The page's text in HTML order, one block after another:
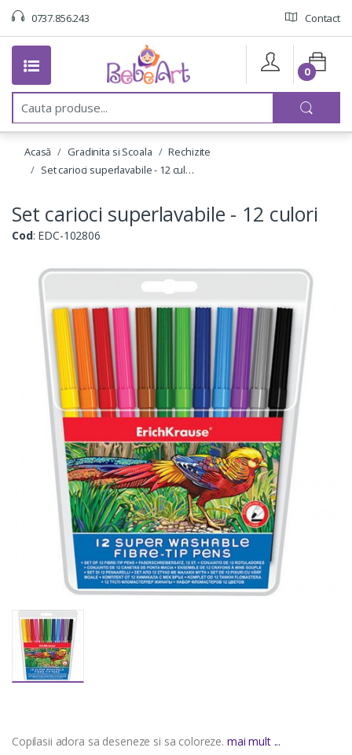
0737.856.243 Contact
C
u
0
Acasă Gradinita si Scoala
Rechizite
Set carioci superlavabile - 12 cul…
Set carioci superlavabile - 12 culori
Cod: EDC-102806
Copilasii adora sa deseneze si sa coloreze. mai mult ...